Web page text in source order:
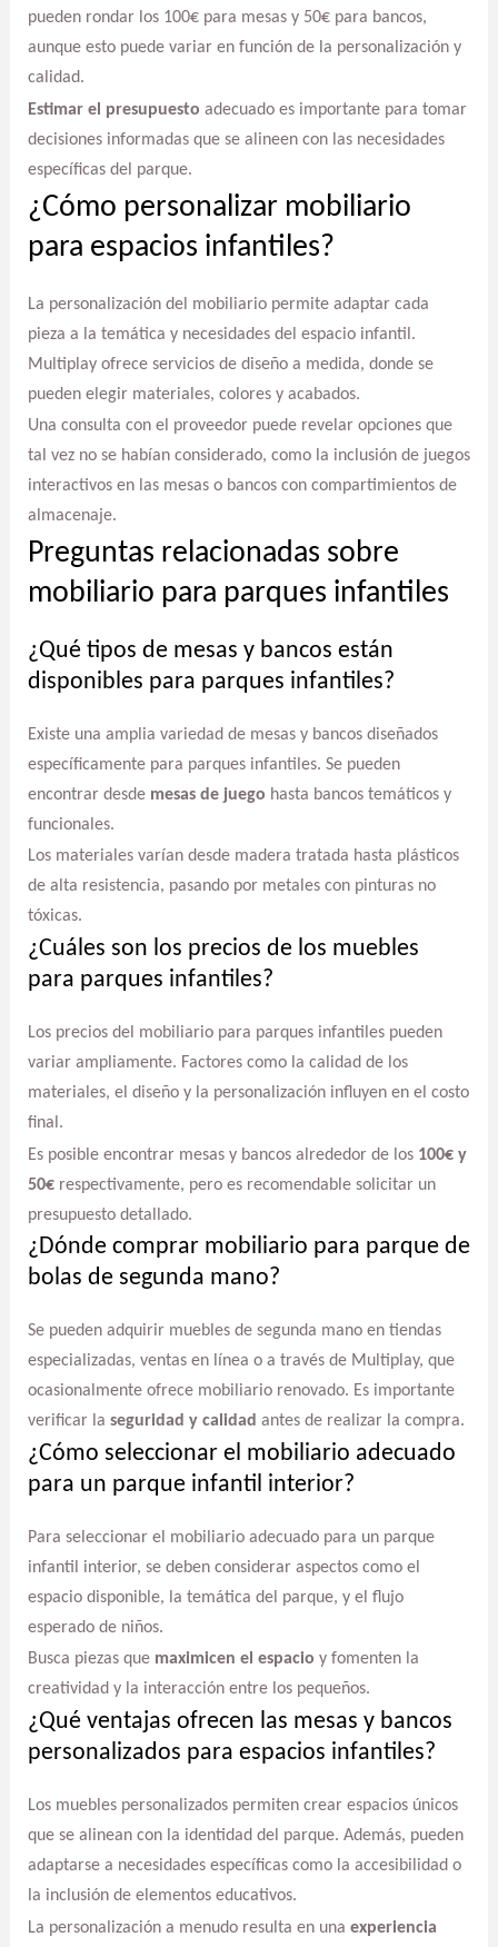
pueden rondar los 100€ para mesas y 50€ para bancos,
aunque esto puede variar en función de la personalización y
calidad.
Estimar el presupuesto adecuado es importante para tomar
decisiones informadas que se alineen con las necesidades
específicas del parque.
¿Cómo personalizar mobiliario
para espacios infantiles?
La personalización del mobiliario permite adaptar cada
pieza a la temática y necesidades del espacio infantil.
Multiplay ofrece servicios de diseño a medida, donde se
pueden elegir materiales, colores y acabados.
Una consulta con el proveedor puede revelar opciones que
tal vez no se habían considerado, como la inclusión de juegos
interactivos en las mesas o bancos con compartimientos de
almacenaje.
Preguntas relacionadas sobre
mobiliario para parques infantiles
¿Qué tipos de mesas y bancos están
disponibles para parques infantiles?
Existe una amplia variedad de mesas y bancos diseñados
específicamente para parques infantiles. Se pueden
encontrar desde mesas de juego hasta bancos temáticos y
funcionales.
Los materiales varían desde madera tratada hasta plásticos
de alta resistencia, pasando por metales con pinturas no
tóxicas.
¿Cuáles son los precios de los muebles
para parques infantiles?
Los precios del mobiliario para parques infantiles pueden
variar ampliamente. Factores como la calidad de los
materiales, el diseño y la personalización influyen en el costo
final.
Es posible encontrar mesas y bancos alrededor de los 100€ y
50€respectivamente, pero es recomendable solicitar un
presupuesto detallado.
¿Dónde comprar mobiliario para parque de
bolas de segunda mano?
Se pueden adquirir muebles de segunda mano en tiendas
especializadas, ventas en línea o a través de Multiplay, que
ocasionalmente ofrece mobiliario renovado. Es importante
verificar la seguridad y calidad antes de realizar la compra.
¿Cómo seleccionar el mobiliario adecuado
para un parque infantil interior?
Para seleccionar el mobiliario adecuado para un parque
infantil interior, se deben considerar aspectos como el
espacio disponible, la temática del parque, y el flujo
esperado de niños.
Busca piezas que maximicen el espacio y fomenten la
creatividad y la interacción entre los pequeños.
¿Qué ventajas ofrecen las mesas y bancos
personalizados para espacios infantiles?
Los muebles personalizados permiten crear espacios únicos
que se alinean con la identidad del parque. Además, pueden
adaptarse a necesidades específicas como la accesibilidad o
la inclusión de elementos educativos.
La personalización a menudo resulta en una experiencia